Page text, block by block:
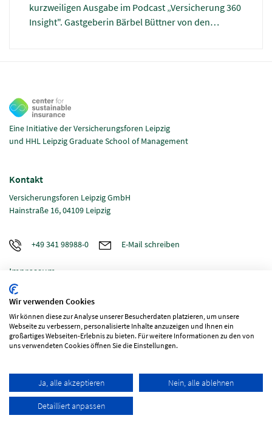
kurzweiligen Ausgabe im Podcast „Versicherung 360
Insight". Gastgeberin Bärbel Büttner von den
Eine Initiative der Versicherungsforen Leipzig
und HHL Leipzig Graduate School of Management
Kontakt
Versicherungsforen Leipzig GmbH
Hainstraße 16, 04109 Leipzig
+49 341 98988-0 E-Mail schreiben
Impressum
Datenschutz
Folgen Sie uns
Wir verwenden Cookies
Wir können diese zur Analyse unserer Besucherdaten platzieren, um unsere
Webseite zu verbessern, personalisierte Inhalte anzuzeigen und Ihnen ein
großartiges Webseiten-Erlebnis zu bieten. Für weitere Informationen zu den von
uns verwendeten Cookies öffnen Sie die Einstellungen.
Ja, alle akzeptieren Nein, alle ablehnen
Detailliert anpassen